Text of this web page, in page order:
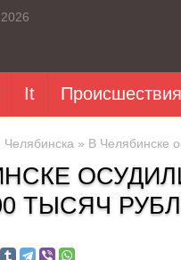
It Происшествия
Челябинска » В Челябинске
ТЫСЯЧ